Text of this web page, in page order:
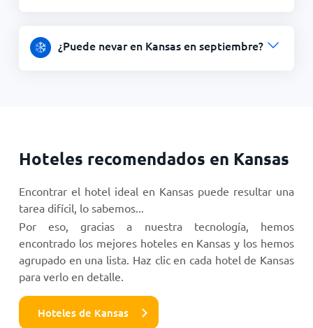
¿Puede nevar en Kansas en septiembre?
Hoteles recomendados en Kansas
Encontrar el hotel ideal en Kansas puede resultar una
tarea difícil, lo sabemos...
Por eso, gracias a nuestra tecnología, hemos
encontrado los mejores hoteles en Kansas y los hemos
agrupado en una lista. Haz clic en cada hotel de Kansas
para verlo en detalle.
Hoteles de Kansas